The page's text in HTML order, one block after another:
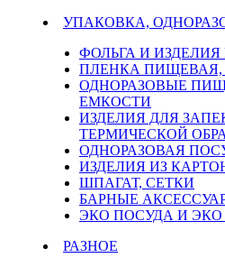
УПАКОВКА,
ФОЛЬГА И
ПЛЕНКА ПИЩЕВАЯ,
ОДНОРАЗОВЫЕ
ЕМКОСТИ
ИЗДЕЛИЯ ДЛЯ
ТЕРМИЧЕСКОЙ
ОДНОРАЗОВАЯ
ИЗДЕЛИЯ ИЗ
ШПАГАТ, СЕТКИ
БАРНЫЕ
ЭКО ПОСУДА И
РАЗНОЕ